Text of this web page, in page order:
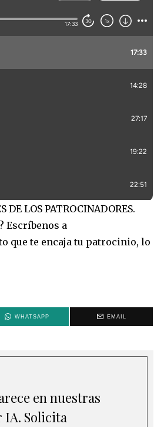
DE LOS PATROCINADORES.
Escríbenos a
que te encaja tu patrocinio, lo
WHATSAPP EMAIL
en nuestras
IA. Solicita